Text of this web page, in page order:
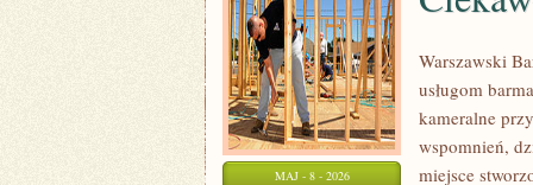
MAJ - 8 - 2026
Warszawski
usługom
kameralne
wspomnień,
miejsce